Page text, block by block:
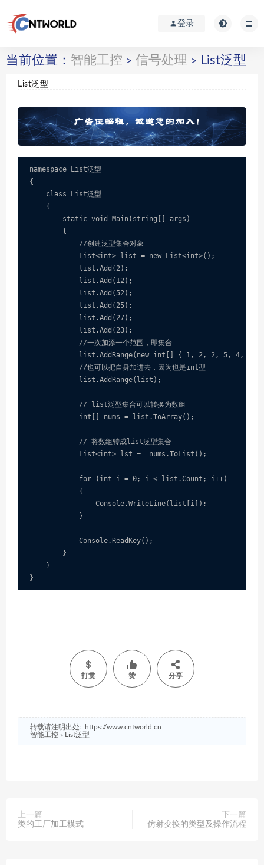
登录
当前位置： 智能工控 > 信号处理 > List泛型
List泛型
namespace List泛型
{
    class List泛型
    {
        static void Main(string[] args)
        {
            //创建泛型集合对象
            List<int> list = new List<int>();
            list.Add(2);
            list.Add(12);
            list.Add(52);
            list.Add(25);
            list.Add(27);
            list.Add(23);
            //一次加添一个范围，即集合
list.AddRange(new int[] { 1, 2, 2, 5, 4, 7
            //也可以把自身加进去，因为也是int型
            list.AddRange(list);
            // list泛型集合可以转换为数组
            int[] nums = list.ToArray();
            // 将数组转成list泛型集合
            List<int> lst =  nums.ToList();
            for (int i = 0; i < list.Count; i++)
            {
                Console.WriteLine(list[i]);
            }
            Console.ReadKey();
        }
    }
打赏 赞 分享
转载请注明出处:
https://www.cntworld.cn
智能工控 » List泛型
上一篇
类的工厂加工模式
下一篇
仿射变换的类型及操作流程